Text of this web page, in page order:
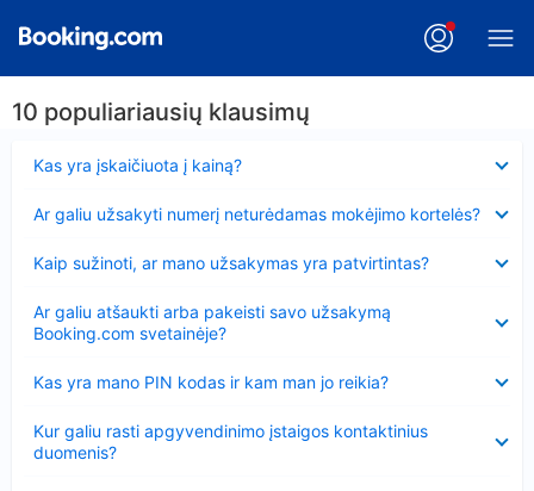
10 populiariausių klausimų
Kas yra įskaičiuota į kainą?
Ar galiu užsakyti numerį neturėdamas mokėjimo kortelės?
Kaip sužinoti, ar mano užsakymas yra patvirtintas?
Ar galiu atšaukti arba pakeisti savo užsakymą
Booking.com svetainėje?
Kas yra mano PIN kodas ir kam man jo reikia?
Kur galiu rasti apgyvendinimo įstaigos kontaktinius
duomenis?